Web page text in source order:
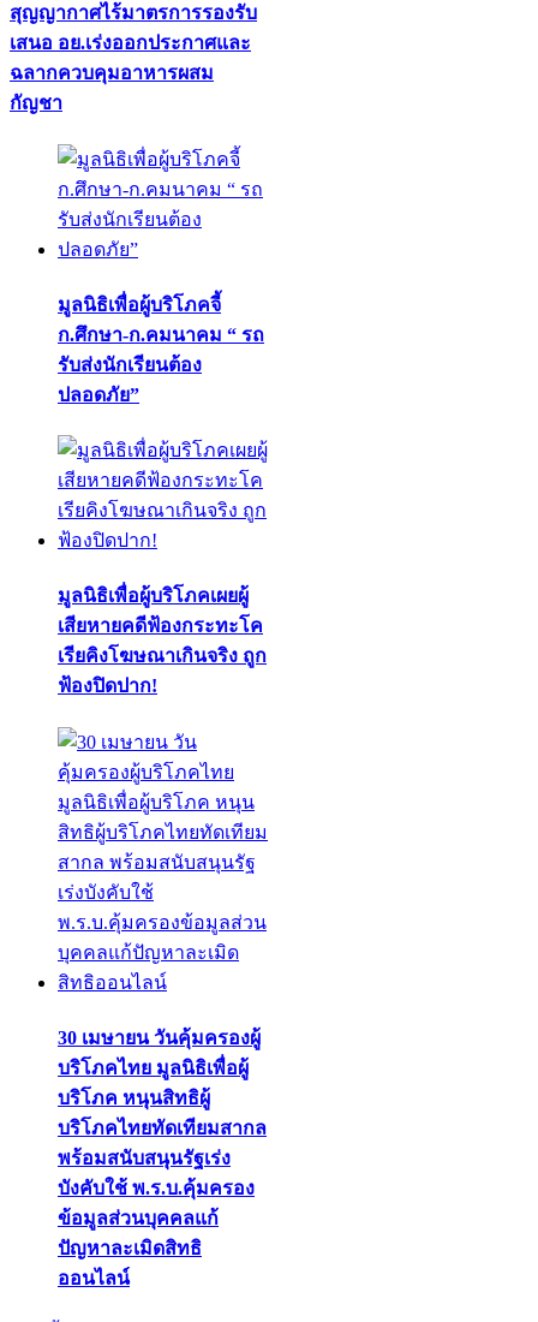
สุญญากาศไร้มาตรการรองรับ
เสนอ อย.เร่งออกประกาศและ
ฉลากควบคุมอาหารผสม
กัญชา
มูลนิธิเพื่อผู้บริโภคจี้
ก.ศึกษา-ก.คมนาคม “ รถ
รับส่งนักเรียนต้อง
ปลอดภัย”
มูลนิธิเพื่อผู้บริโภคเผยผู้
เสียหายคดีฟ้องกระทะโค
เรียคิงโฆษณาเกินจริง ถูก
ฟ้องปิดปาก!
30 เมษายน วันคุ้มครองผู้
บริโภคไทย มูลนิธิเพื่อผู้
บริโภค หนุนสิทธิผู้
บริโภคไทยทัดเทียมสากล
พร้อมสนับสนุนรัฐเร่ง
บังคับใช้ พ.ร.บ.คุ้มครอง
ข้อมูลส่วนบุคคลแก้
ปัญหาละเมิดสิทธิ
ออนไลน์